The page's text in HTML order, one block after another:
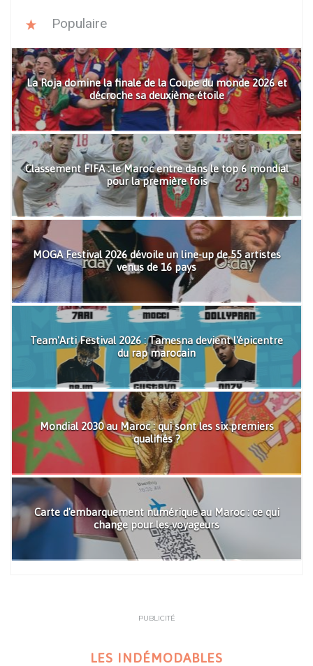
Populaire
La Roja domine la finale de la Coupe du monde 2026 et
décroche sa deuxième étoile
Classement FIFA : le Maroc entre dans le top 6 mondial
pour la première fois
MOGA Festival 2026 dévoile un line-up de 55 artistes
venus de 16 pays
Team'Arti Festival 2026 : Tamesna devient l'épicentre
du rap marocain
Mondial 2030 au Maroc : qui sont les six premiers
qualifiés ?
Carte d'embarquement numérique au Maroc : ce qui
change pour les voyageurs
PUBLICITÉ
LES INDÉMODABLES